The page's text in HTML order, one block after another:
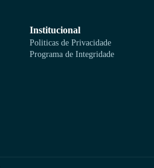
Institucional
Politicas de Privacidade
Programa de Integridade